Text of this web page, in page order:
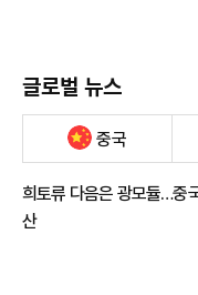
글로벌 뉴스
중국
희토류 다음은 광모듈…중
산